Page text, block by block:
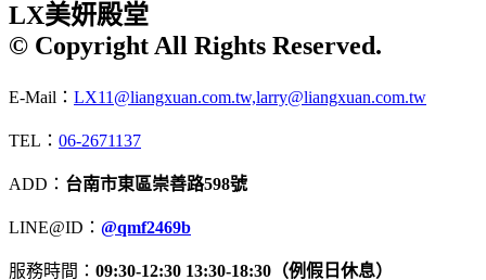
LX美妍殿堂
© Copyright All Rights Reserved.
E-Mail： LX11@liangxuan.com.tw,larry@liangxuan.com.tw
TEL： 06-2671137
ADD： 台南市東區崇善路598號
LINE@ID： @qmf2469b
服務時間： 09:30-12:30 13:30-18:30（例假日休息）